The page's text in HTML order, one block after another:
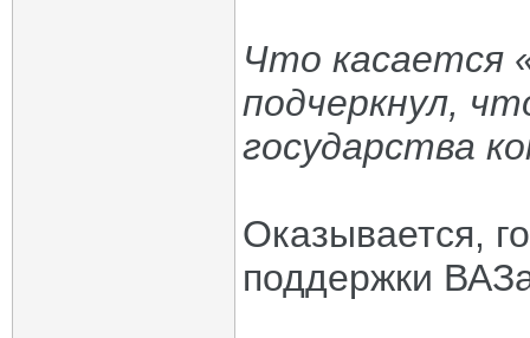
Что касается
подчеркнул,
государства
Оказывается,
поддержки